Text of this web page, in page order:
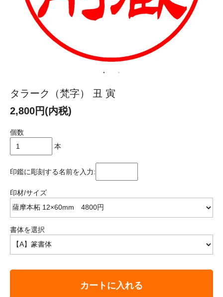
タラーク（梵字） 丑 寅
2,800円(内税)
個数
本
印鑑に彫刻する名前を入力:
印材/サイズ
書体を選択
カートに入れる